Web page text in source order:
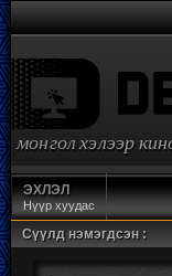
монгол хэлээр
ЭХЛЭЛ
Нүүр хуудас
Сүүлд нэмэгдсэн :